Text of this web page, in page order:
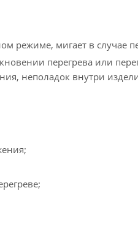
режиме, мигает в случае
перегрева или
неполадок внутри